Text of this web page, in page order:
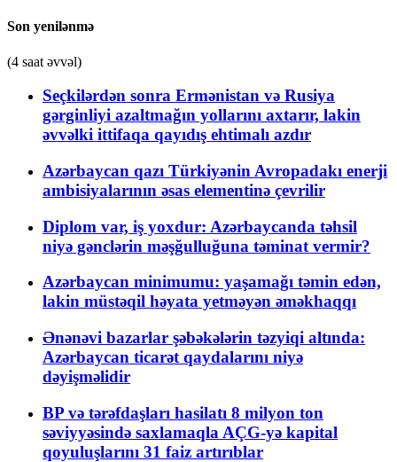
Son yenilənmə
(4 saat əvvəl)
Seçkilərdən sonra Ermənistan və Rusiya
gərginliyi azaltmağın yollarını axtarır, lakin
əvvəlki ittifaqa qayıdış ehtimalı azdır
Azərbaycan qazı Türkiyənin Avropadakı enerji
ambisiyalarının əsas elementinə çevrilir
Diplom var, iş yoxdur: Azərbaycanda təhsil
niyə gənclərin məşğulluğuna təminat vermir?
Azərbaycan minimumu: yaşamağı təmin edən,
lakin müstəqil həyata yetməyən əməkhaqqı
Ənənəvi bazarlar şəbəkələrin təzyiqi altında:
Azərbaycan ticarət qaydalarını niyə
dəyişməlidir
BP və tərəfdaşları hasilatı 8 milyon ton
səviyyəsində saxlamaqla AÇG-yə kapital
qoyuluşlarını 31 faiz artırıblar